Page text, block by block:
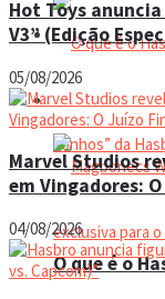
O que é o
Espaço do
Eventos
Hot Toys
V3” (Edição
05/08/2026
Marvel Studios
em Vingadores:
04/08/2026